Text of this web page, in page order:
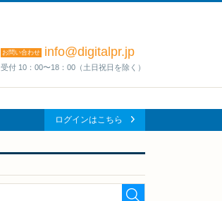
お問い合わせ info@digitalpr.jp
受付 10：00〜18：00（土日祝日を除く）
ログインはこちら